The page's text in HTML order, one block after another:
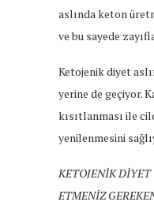
aslında keton
ve bu sayede
Ketojenik diyet
yerine de geçiyor.
kısıtlanması ile
yenilenmesini
KETOJENİK DİYET
ETMENİZ